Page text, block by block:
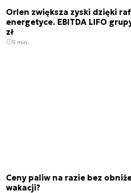
Orlen zwiększa zyski dzięki
energetyce. EBITDA LIFO
zł
5 min.
Ceny paliw na razie bez
wakacji?